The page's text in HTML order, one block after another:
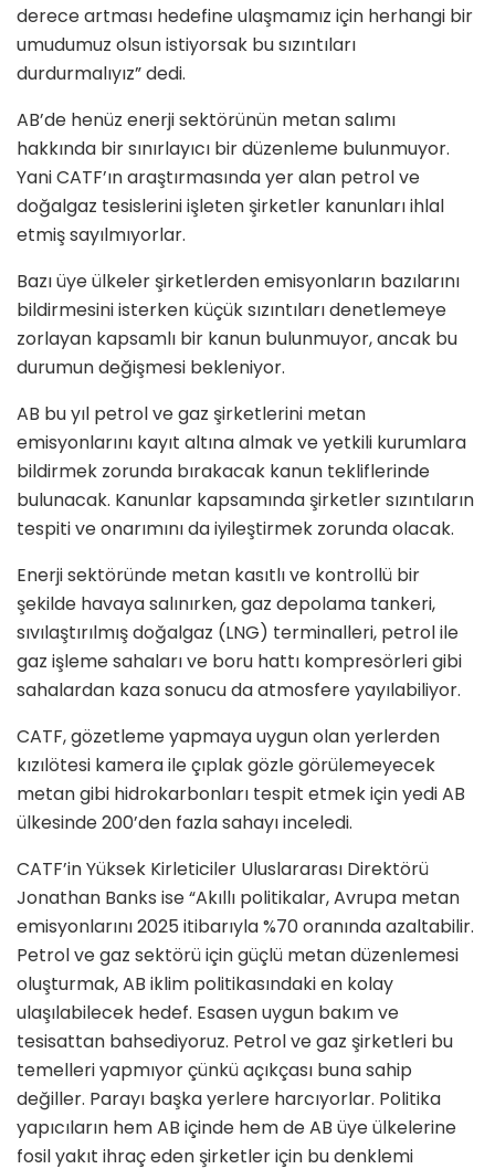
derece artması hedefine ulaşmamız için herhangi bir
umudumuz olsun istiyorsak bu sızıntıları
durdurmalıyız” dedi.
AB’de henüz enerji sektörünün metan salımı
hakkında bir sınırlayıcı bir düzenleme bulunmuyor.
Yani CATF’ın araştırmasında yer alan petrol ve
doğalgaz tesislerini işleten şirketler kanunları ihlal
etmiş sayılmıyorlar.
Bazı üye ülkeler şirketlerden emisyonların bazılarını
bildirmesini isterken küçük sızıntıları denetlemeye
zorlayan kapsamlı bir kanun bulunmuyor, ancak bu
durumun değişmesi bekleniyor.
AB bu yıl petrol ve gaz şirketlerini metan
emisyonlarını kayıt altına almak ve yetkili kurumlara
bildirmek zorunda bırakacak kanun tekliflerinde
bulunacak. Kanunlar kapsamında şirketler sızıntıların
tespiti ve onarımını da iyileştirmek zorunda olacak.
Enerji sektöründe metan kasıtlı ve kontrollü bir
şekilde havaya salınırken, gaz depolama tankeri,
sıvılaştırılmış doğalgaz (LNG) terminalleri, petrol ile
gaz işleme sahaları ve boru hattı kompresörleri gibi
sahalardan kaza sonucu da atmosfere yayılabiliyor.
CATF, gözetleme yapmaya uygun olan yerlerden
kızılötesi kamera ile çıplak gözle görülemeyecek
metan gibi hidrokarbonları tespit etmek için yedi AB
ülkesinde 200’den fazla sahayı inceledi.
CATF’in Yüksek Kirleticiler Uluslararası Direktörü
Jonathan Banks ise “Akıllı politikalar, Avrupa metan
emisyonlarını 2025 itibarıyla %70 oranında azaltabilir.
Petrol ve gaz sektörü için güçlü metan düzenlemesi
oluşturmak, AB iklim politikasındaki en kolay
ulaşılabilecek hedef. Esasen uygun bakım ve
tesisattan bahsediyoruz. Petrol ve gaz şirketleri bu
temelleri yapmıyor çünkü açıkçası buna sahip
değiller. Parayı başka yerlere harcıyorlar. Politika
yapıcıların hem AB içinde hem de AB üye ülkelerine
fosil yakıt ihraç eden şirketler için bu denklemi